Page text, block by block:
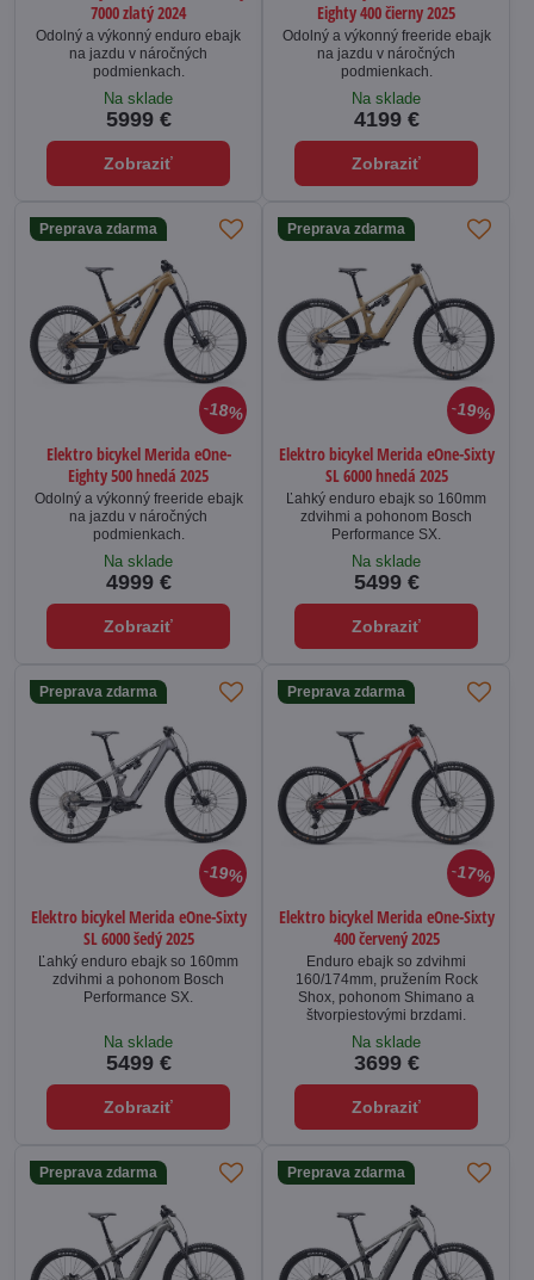
7000 zlatý 2024
Odolný a výkonný enduro ebajk
na jazdu v náročných
podmienkach.
Na sklade
5999 €
Zobraziť
Eighty 400 čierny 2025
Odolný a výkonný freeride ebajk
na jazdu v náročných
podmienkach.
Na sklade
4199 €
Zobraziť
18%
Preprava zdarma
Elektro bicykel Merida eOne-
Eighty 500 hnedá 2025
Odolný a výkonný freeride ebajk
na jazdu v náročných
podmienkach.
Na sklade
4999 €
Zobraziť
19%
Preprava zdarma
Elektro bicykel Merida eOne-Sixty
SL 6000 hnedá 2025
Ľahký enduro ebajk so 160mm
zdvihmi a pohonom Bosch
Performance SX.
Na sklade
5499 €
Zobraziť
19%
Preprava zdarma
Elektro bicykel Merida eOne-Sixty
SL 6000 šedý 2025
Ľahký enduro ebajk so 160mm
zdvihmi a pohonom Bosch
Performance SX.
Na sklade
5499 €
Zobraziť
17%
Preprava zdarma
Elektro bicykel Merida eOne-Sixty
400 červený 2025
Enduro ebajk so zdvihmi
160/174mm, pružením Rock
Shox, pohonom Shimano a
štvorpiestovými brzdami.
Na sklade
3699 €
Zobraziť
Preprava zdarma Preprava zdarma